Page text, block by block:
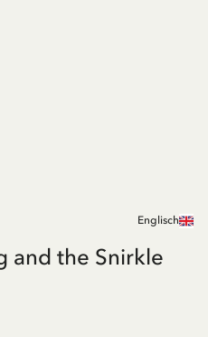
Englisch
and the Snirkle